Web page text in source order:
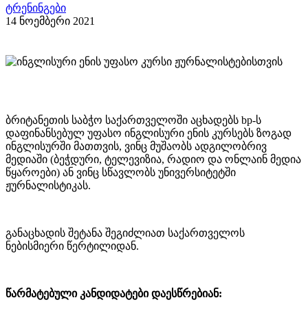
ტრენინგები
14 ნოემბერი 2021
ბრიტანეთის საბჭო საქართველოში აცხადებს bp-ს
დაფინანსებულ უფასო ინგლისური ენის კურსებს ზოგად
ინგლისურში მათთვის, ვინც მუშაობს ადგილობრივ
მედიაში (ბეჭდური, ტელევიზია, რადიო და ონლაინ მედია
წყაროები) ან ვინც სწავლობს უნივერსიტეტში
ჟურნალისტიკას.
განაცხადის შეტანა შეგიძლიათ საქართველოს
ნებისმიერი წერტილიდან.
წარმატებული კანდიდატები დაესწრებიან: